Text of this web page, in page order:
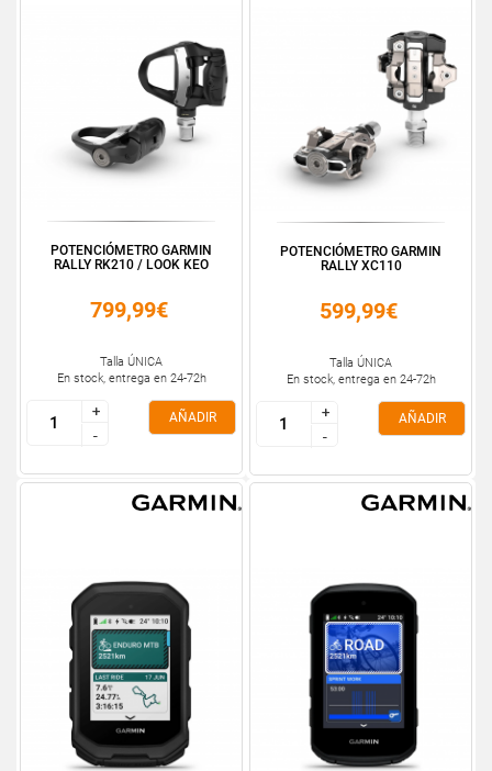
POTENCIÓMETRO GARMIN
RALLY RK210 / LOOK KEO
799,99€
Talla ÚNICA
En stock, entrega en 24-72h
+
-
+
-
AÑADIR
POTENCIÓMETRO GARMIN
RALLY XC110
599,99€
Talla ÚNICA
En stock, entrega en 24-72h
+
-
+
-
AÑADIR